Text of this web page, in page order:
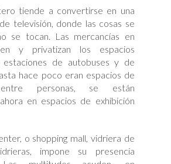
tiende a convertirse en una
televisión, donde las cosas se
se tocan. Las mercancías en
y privatizan los espacios
estaciones de autobuses y de
hace poco eran espacios de
personas, se están
en espacios de exhibición
o shopping mall, vidriera de
impone su presencia